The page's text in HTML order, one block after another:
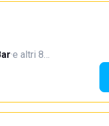
·e altri 8…